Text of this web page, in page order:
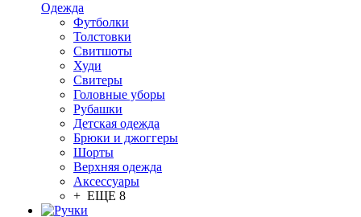
Одежда
Футболки
Толстовки
Свитшоты
Худи
Свитеры
Головные уборы
Рубашки
Детская одежда
Брюки и джоггеры
Шорты
Верхняя одежда
Аксессуары
+ ЕЩЕ 8